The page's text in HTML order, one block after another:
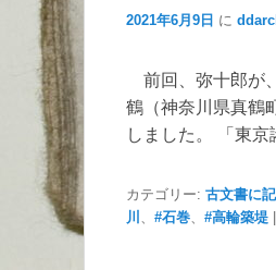
2021年6月9日 に
前回、弥十郎が
鶴（神奈川県真鶴
しました。 「東京
カテゴリー: 古文書に
川
#石巻 #高輪築堤 |